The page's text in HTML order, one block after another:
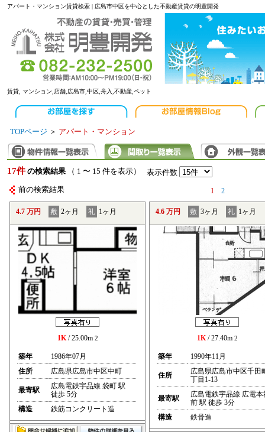
アパート・マンション賃貸検索 | 広島市中区を中心とした不動産賃貸の明豊開発
賃貸, マンション,店舗,広島市,中区,舟入,不動産,ペット
TOPページ ＞ アパート・マンション
17件 の検索結果 （ 1 〜 15 件を表示） 表示件数
前の検索結果 1 2
4.7 万円 敷 2ヶ月 礼 1ヶ月
1K/ 25.00m 2
築年
1986年07月
住所
広島県広島市中区中町
最寄駅
広島電鉄宇品線 袋町 駅
徒歩 5分
構造
鉄筋コンクリート造
4.6 万円 敷 3ヶ月 礼 1ヶ月
1K/ 27.40m 2
築年 1990年11月
住所
広島県広島市中区千田
丁目1-13
最寄駅
広島電鉄宇品線 広電本
前 駅 徒歩 3分
構造
鉄骨造